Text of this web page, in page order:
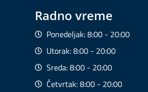
Radno vreme
Ponedeljak: 8:00 - 20:00
Utorak: 8:00 - 20:00
Sreda: 8:00 - 20:00
Četvrtak: 8:00 - 20:00